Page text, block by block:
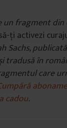
un fragment
ți activezi
Sachs,
tradusă în
care
cadou.